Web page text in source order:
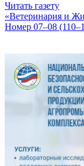
Читать газету
«Ветеринария и
Номер 07–08